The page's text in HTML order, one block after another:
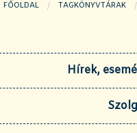
FŐOLDAL TAGKÖNYVTÁRAK
Hírek,